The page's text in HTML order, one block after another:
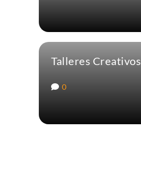
Talleres Creativos
0